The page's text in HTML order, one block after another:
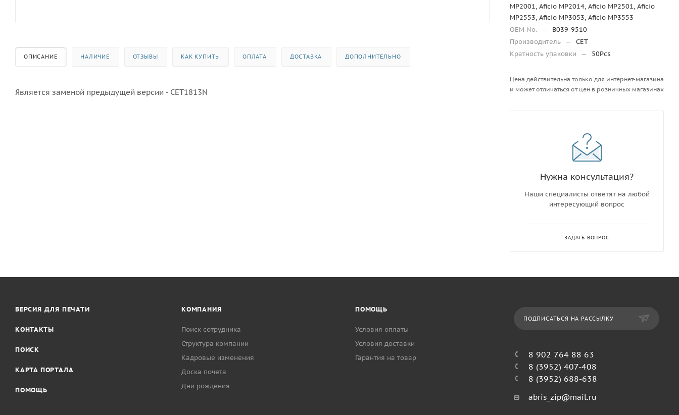
ОПИСАНИЕ НАЛИЧИЕ ОТЗЫВЫ КАК КУПИТЬ ОПЛАТА ДОСТАВКА ДОПОЛНИТЕЛЬНО
Является заменой предыдущей версии - CET1813N
MP2001, Aficio MP2014, Aficio MP2501, Aficio
MP2553, Aficio MP3053, Aficio MP3553
OEM No.
—
B039-9510
Производитель —
CET
Кратность упаковки
— 50Pcs
Цена действительна только для интернет-магазина
и может отличаться от цен в розничных магазинах
Нужна консультация?
Наши специалисты ответят на любой
интересующий вопрос
ЗАДАТЬ ВОПРОС
ВЕРСИЯ ДЛЯ ПЕЧАТИ
КОНТАКТЫ
ПОИСК
КАРТА ПОРТАЛА
ПОМОЩЬ
КОМПАНИЯ
Поиск сотрудника
Структура компании
Кадровые изменения
Доска почета
Дни рождения
ПОМОЩЬ
Условия оплаты
Условия доставки
Гарантия на товар
ПОДПИСАТЬСЯ НА РАССЫЛКУ
8 902 764 88 63
8 (3952) 407-408
8 (3952) 688-638
abris_zip@mail.ru